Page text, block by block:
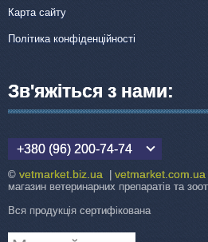
Карта сайту
Політика конфіденційності
Зв'яжіться з нами:
+380 (96) 200-74-74
© vetmarket.biz.ua vetmarket.com.ua
магазин ветеринарних препаратів та
Вся продукція сертифікована